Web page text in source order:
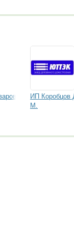
ИП Коробцов
М.